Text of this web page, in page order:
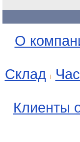
О
Склад
Клиенты